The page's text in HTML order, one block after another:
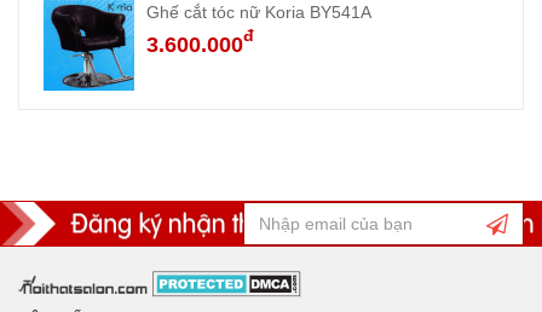
Ghế cắt tóc nữ Koria BY541A
3.600.000đ